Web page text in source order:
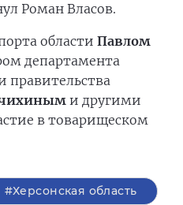
Роман Власов.
области Павлом
департамента
и другими
в товарищеском
#Херсонская область